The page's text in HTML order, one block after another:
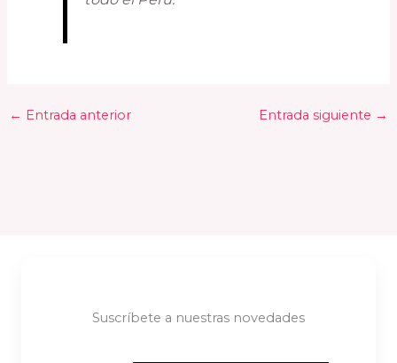
← Entrada anterior Entrada siguiente →
Suscríbete a nuestras novedades